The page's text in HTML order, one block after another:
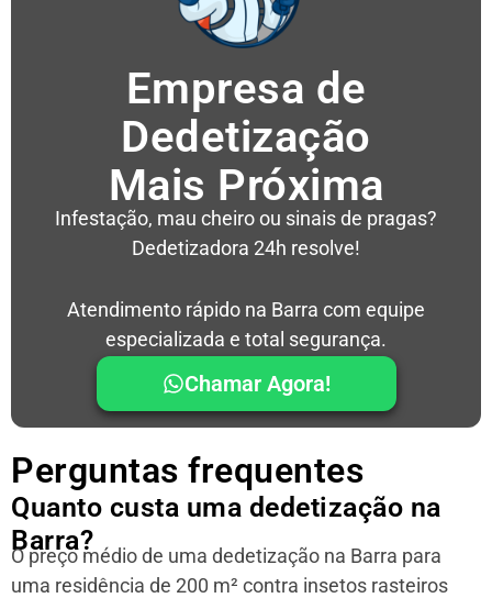
Empresa de
Dedetização
Mais Próxima
Infestação, mau cheiro ou sinais de pragas?
Dedetizadora 24h resolve!
Atendimento rápido na Barra com equipe
especializada e total segurança.
Chamar Agora!
Perguntas frequentes
Quanto custa uma dedetização na
Barra?
O preço médio de uma dedetização na Barra para
uma residência de 200 m² contra insetos rasteiros